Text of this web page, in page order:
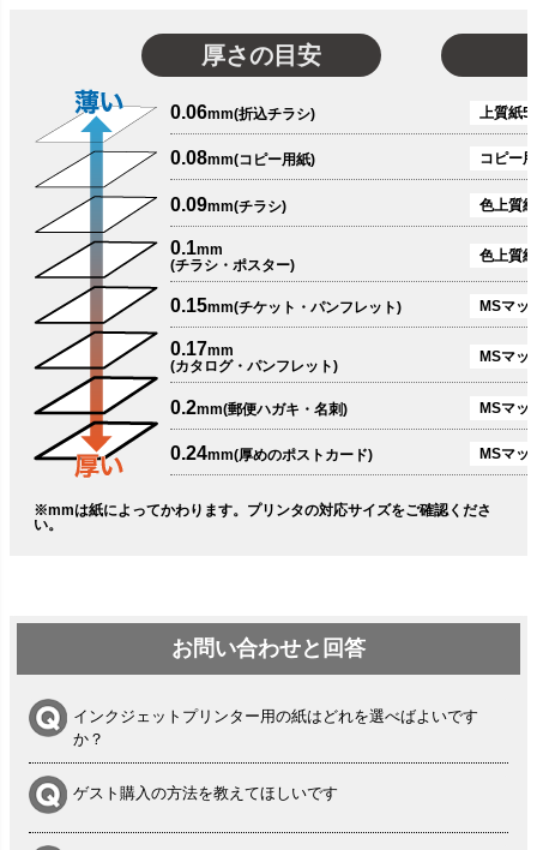
厚さの目安
0.06mm(折込チラシ) 上質紙
0.08mm(コピー用紙) コピー
0.09mm(チラシ) 色上質
0.1mm
(チラシ・ポスター)
色上質
0.15mm(チケット・パンフレット) MSマッ
0.17mm
(カタログ・パンフレット)
MSマッ
0.2mm(郵便ハガキ・名刺) MSマッ
0.24mm(厚めのポストカード) MSマッ
※mmは紙によってかわります。プリンタの対応サイズをご確認くださ
い。
お問い合わせと回答
インクジェットプリンター用の紙はどれを選べばよいです
か？
ゲスト購入の方法を教えてほしいです